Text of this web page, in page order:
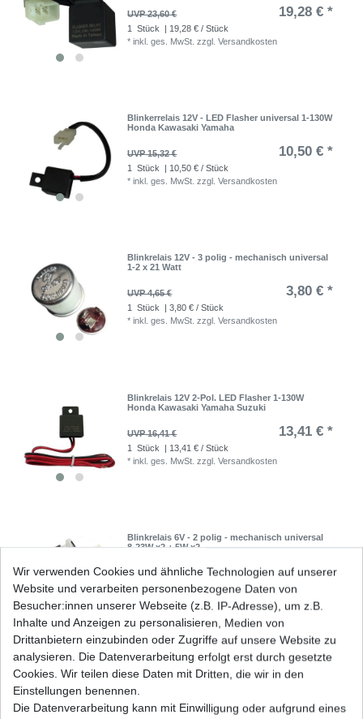
UVP 23,60 € 19,28 € *
1 Stück
| 19,28 € / Stück
*inkl. ges. MwSt. zzgl.Versandkosten
Blinkerrelais 12V - LED Flasher universal 1-130W
Honda Kawasaki Yamaha
UVP 15,32 € 10,50 € *
1 Stück
| 10,50 € / Stück
*inkl. ges. MwSt. zzgl.Versandkosten
Blinkrelais 12V - 3 polig - mechanisch universal
1-2 x 21 Watt
UVP 4,65 € 3,80 € *
1 Stück
| 3,80 € / Stück
*inkl. ges. MwSt. zzgl.Versandkosten
Blinkrelais 12V 2-Pol. LED Flasher 1-130W
Honda Kawasaki Yamaha Suzuki
UVP 16,41 € 13,41 € *
1 Stück
| 13,41 € / Stück
*inkl. ges. MwSt. zzgl.Versandkosten
Blinkrelais 6V - 2 polig - mechanisch universal
8-23W x2 + 5W x2
UVP 16,38 € 13,37 € *
1 Stück | 13,37 € / Stück
inkl. ges. MwSt. zzgl.Versandkosten
Blinkrelais Blinker 12 V - 2 polig - 10W x 2 + 3,4W
universal
UVP 16,76 € 13,68 € *
Wir verwenden Cookies und ähnliche Technologien auf unserer
Website und verarbeiten personenbezogene Daten von
Besucher:innen unserer Webseite (z.B. IP-Adresse), um z.B.
Inhalte und Anzeigen zu personalisieren, Medien von
Drittanbietern einzubinden oder Zugriffe auf unsere Website zu
analysieren. Die Datenverarbeitung erfolgt erst durch gesetzte
Cookies. Wir teilen diese Daten mit Dritten, die wir in den
Einstellungen benennen.
Die Datenverarbeitung kann mit Einwilligung oder aufgrund eines